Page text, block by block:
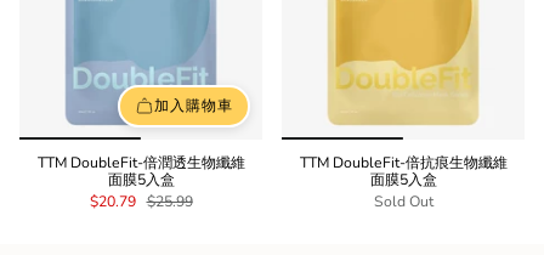
加入購物車
TTM DoubleFit-倍潤透生物纖維
面膜5入盒
$20.79 $25.99
TTM DoubleFit-倍抗痕生物纖維
面膜5入盒
Sold Out